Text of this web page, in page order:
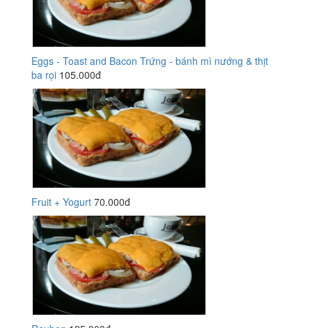
Eggs - Toast and Bacon Trứng - bánh mì nướng & thịt
ba rọi 105.000đ
Fruit + Yogurt 70.000đ